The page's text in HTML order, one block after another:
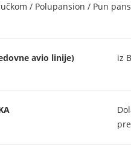
/ Polupansion / Pun
avio linije) iz